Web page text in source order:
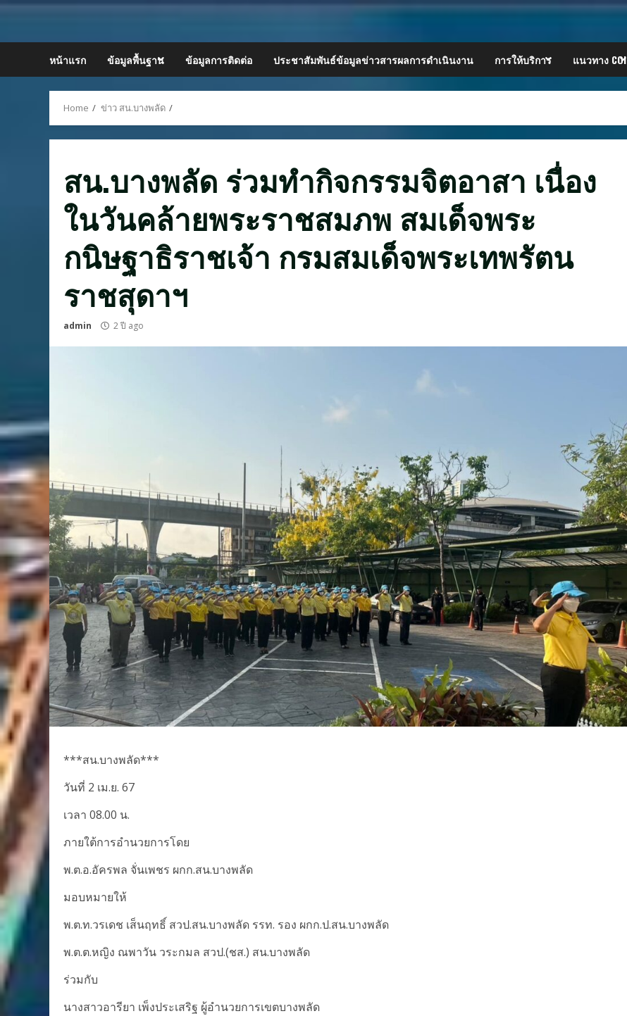
Skip
content
หน้าแรก ข้อมูลพื้นฐาน ข้อมูลการติดต่อ ประชาสัมพันธ์ข้อมูลข่าวสารผลการดำเนินงาน การให้บริการ แนวทาง COI
Home ข่าว สน.บางพลัด
สน.บางพลัด ร่วมทำกิจกรรมจิตอาสา เนื่อง
ในวันคล้ายพระราชสมภพ สมเด็จพระ
กนิษฐาธิราชเจ้า กรมสมเด็จพระเทพรัตน
ราชสุดาฯ
admin 2 ปี ago
***สน.บางพลัด***
วันที่ 2 เม.ย. 67
เวลา 08.00 น.
ภายใต้การอำนวยการโดย
พ.ต.อ.อัครพล จั่นเพชร ผกก.สน.บางพลัด
มอบหมายให้
พ.ต.ท.วรเดช เส็นฤทธิ์ สวป.สน.บางพลัด รรท. รอง ผกก.ป.สน.บางพลัด
พ.ต.ต.หญิง ณพาวัน วระกมล สวป.(ชส.) สน.บางพลัด
ร่วมกับ
นางสาวอารียา เพ็งประเสริฐ ผู้อำนวยการเขตบางพลัด